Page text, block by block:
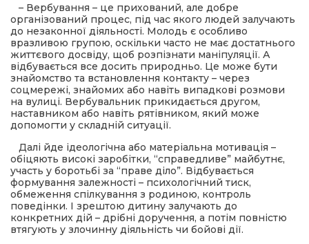
– Вербування – це прихований, але добре
організований процес, під час якого людей залучають
до незаконної діяльності. Молодь є особливо
вразливою групою, оскільки часто не має достатнього
життєвого досвіду, щоб розпізнати маніпуляції. А
відбувається все досить природньо. Це може бути
знайомство та встановлення контакту – через
соцмережі, знайомих або навіть випадкові розмови
на вулиці. Вербувальник прикидається другом,
наставником або навіть рятівником, який може
допомогти у складній ситуації.
Далі йде ідеологічна або матеріальна мотивація –
обіцяють високі заробітки, “справедливе” майбутнє,
участь у боротьбі за “праве діло”. Відбувається
формування залежності – психологічний тиск,
обмеження спілкування з родиною, контроль
поведінки. І зрештою дитину залучають до
конкретних дій – дрібні доручення, а потім повністю
втягують у злочинну діяльність чи бойові дії.